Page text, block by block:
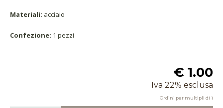
Materiali: acciaio
Confezione: 1 pezzi
€ 1.00
Iva 22% esclusa
Ordini per multipli di 1